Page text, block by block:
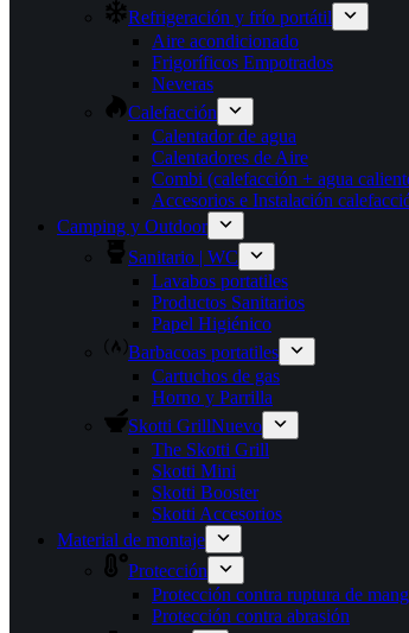
Refrigeración y frío portátil
Aire acondicionado
Frigoríficos Empotrados
Neveras
Calefacción
Calentador de agua
Calentadores de Aire
Combi (calefacción + agua
Accesorios e Instalación
Camping y Outdoor
Sanitario | WC
Lavabos portatiles
Productos Sanitarios
Papel Higiénico
Barbacoas portatiles
Cartuchos de gas
Horno y Parrilla
Skotti GrillNuevo
The Skotti Grill
Skotti Mini
Skotti Booster
Skotti Accesorios
Material de montaje
Protección
Protección contra ruptura de
Protección contra abrasión